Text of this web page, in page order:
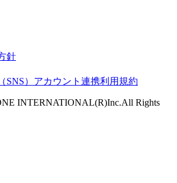
針
SNS）アカウント連携利用規約
INTERNATIONAL(R)Inc.All Rights